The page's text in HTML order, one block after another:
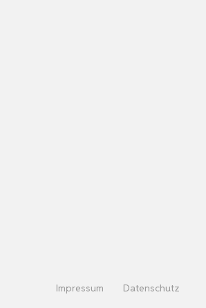
Impressum Datenschutz